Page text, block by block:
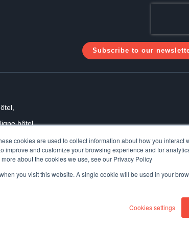
cookies are used to collect information about how you interact
improve and customize your browsing experience and for
about the cookies we use, see our Privacy Policy
you visit this website. A single cookie will be used in your
Cookies settings
hôtel,